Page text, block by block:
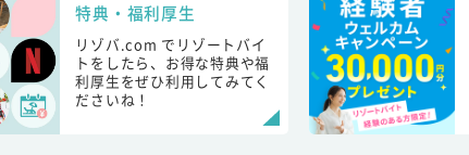
特典・福利厚生
リゾバ.com でリゾートバイ
トをしたら、お得な特典や福
利厚生をぜひ利用してみてく
ださいね！